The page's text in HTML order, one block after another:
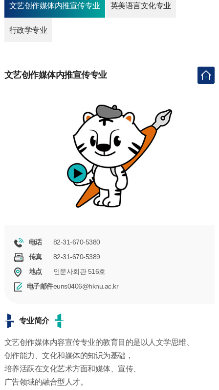
文艺创作媒体内推宣传专业 英美语言文化专业
行政学专业
文艺创作媒体内推宣传专业
电话
82-31-670-5380
传真
82-31-670-5389
地点
인문사회관 516호
电子邮件euns0406@hknu.ac.kr
专业简介
文艺创作媒体内容宣传专业的教育目的是以人文学思维、
创作能力、文化和媒体的知识为基础，
培养活跃在文化艺术方面和媒体、宣传、
广告领域的融合型人才。